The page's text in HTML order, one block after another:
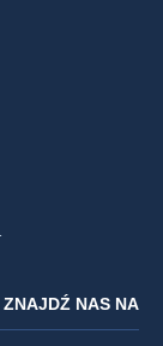
ZNAJDŹ NAS NA